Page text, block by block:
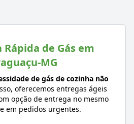
de Gás em
MG
de gás de cozinha não
oferecemos entregas ágeis
opção de entrega no mesmo
em pedidos urgentes.